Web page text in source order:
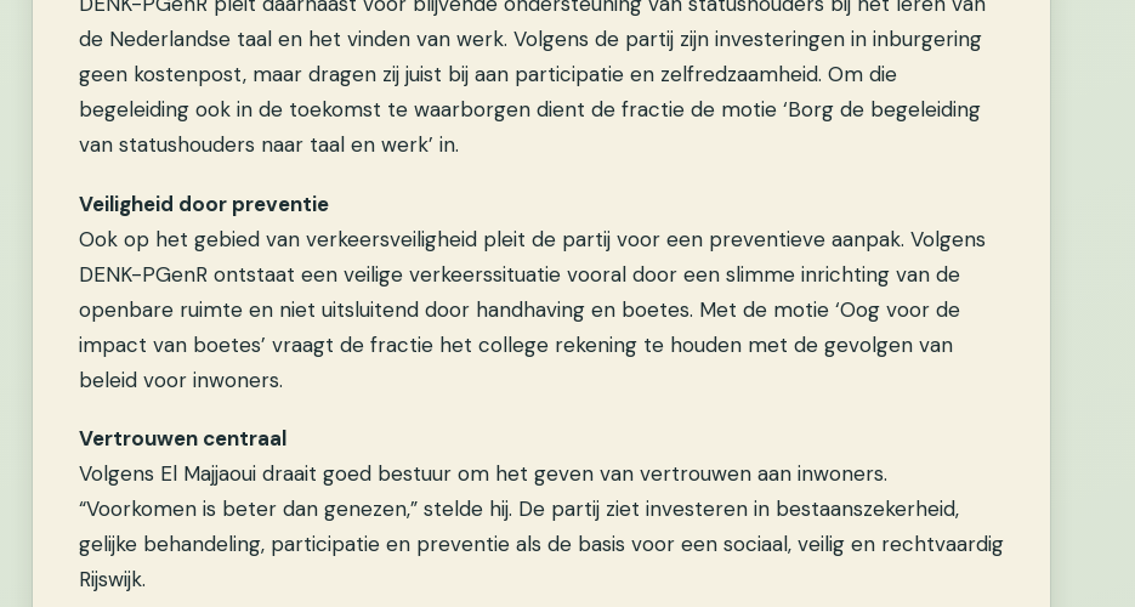
de Nederlandse taal en het vinden van werk. Volgens de partij zijn investeringen in inburgering
geen kostenpost, maar dragen zij juist bij aan participatie en zelfredzaamheid. Om die
begeleiding ook in de toekomst te waarborgen dient de fractie de motie ‘Borg de begeleiding
van statushouders naar taal en werk’ in.
Veiligheid door preventie
Ook op het gebied van verkeersveiligheid pleit de partij voor een preventieve aanpak. Volgens
DENK-PGenR ontstaat een veilige verkeerssituatie vooral door een slimme inrichting van de
openbare ruimte en niet uitsluitend door handhaving en boetes. Met de motie ‘Oog voor de
impact van boetes’ vraagt de fractie het college rekening te houden met de gevolgen van
beleid voor inwoners.
Vertrouwen centraal
Volgens El Majjaoui draait goed bestuur om het geven van vertrouwen aan inwoners.
“Voorkomen is beter dan genezen,” stelde hij. De partij ziet investeren in bestaanszekerheid,
gelijke behandeling, participatie en preventie als de basis voor een sociaal, veilig en rechtvaardig
Rijswijk.